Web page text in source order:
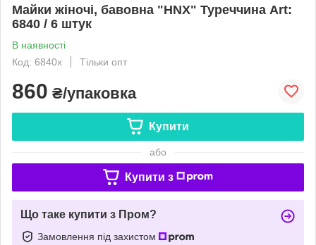
Майки жіночі, бавовна "HNX" Туреччина Art:
6840 / 6 штук
В наявності
Код: 6840х
Тільки опт
860 ₴/упаковка
Купити
або
Купити з
Що таке купити з Пром?
Замовлення під захистом